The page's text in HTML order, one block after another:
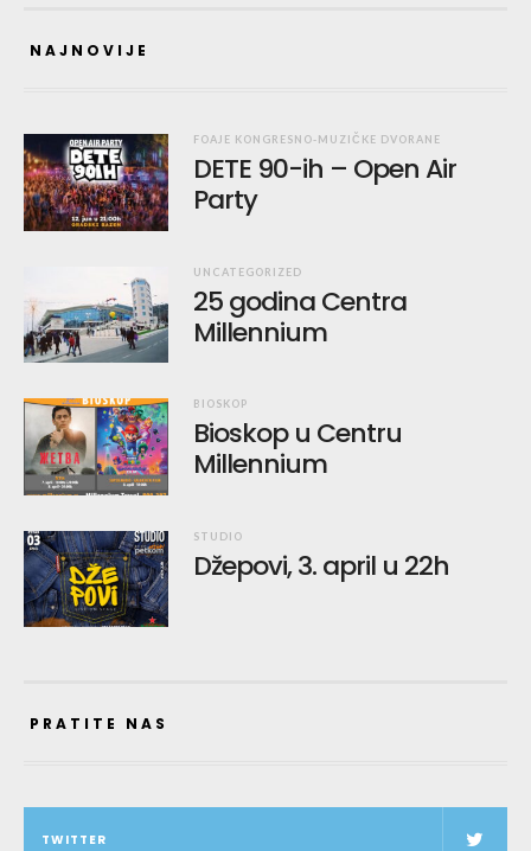
NAJNOVIJE
FOAJE KONGRESNO-MUZIČKE DVORANE
DETE 90-ih – Open Air
Party
UNCATEGORIZED
25 godina Centra
Millennium
BIOSKOP
Bioskop u Centru
Millennium
STUDIO
Džepovi, 3. april u 22h
PRATITE NAS
TWITTER